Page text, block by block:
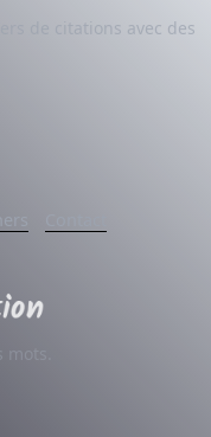
de citations avec des